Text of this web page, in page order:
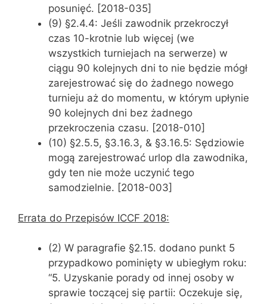
posunięć. [2018-035]
(9) §2.4.4: Jeśli zawodnik przekroczył
czas 10-krotnie lub więcej (we
wszystkich turniejach na serwerze) w
ciągu 90 kolejnych dni to nie będzie mógł
zarejestrować się do żadnego nowego
turnieju aż do momentu, w którym upłynie
90 kolejnych dni bez żadnego
przekroczenia czasu. [2018-010]
(10) §2.5.5, §3.16.3, & §3.16.5: Sędziowie
mogą zarejestrować urlop dla zawodnika,
gdy ten nie może uczynić tego
samodzielnie. [2018-003]
Errata do Przepisów ICCF 2018:
(2) W paragrafie §2.15. dodano punkt 5
przypadkowo pominięty w ubiegłym roku:
“5. Uzyskanie porady od innej osoby w
sprawie toczącej się partii: Oczekuje się,